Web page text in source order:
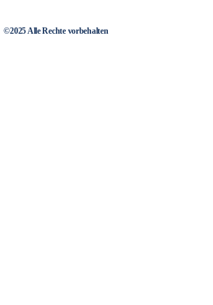
©2025 Alle Rechte vorbehalten